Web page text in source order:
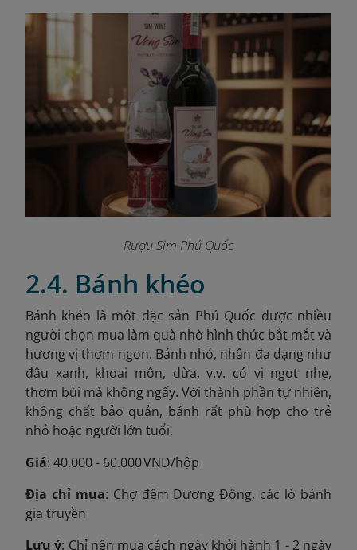
Rượu Sim Phú Quốc
2.4. Bánh khéo
Bánh khéo là một đặc sản Phú Quốc được nhiều
người chọn mua làm quà nhờ hình thức bắt mắt và
hương vị thơm ngon. Bánh nhỏ, nhân đa dạng như
đậu xanh, khoai môn, dừa, v.v. có vị ngọt nhẹ,
thơm bùi mà không ngấy. Với thành phần tự nhiên,
không chất bảo quản, bánh rất phù hợp cho trẻ
nhỏ hoặc người lớn tuổi.
Giá: 40.000 - 60.000 VND/hộp
Địa chỉ mua: Chợ đêm Dương Đông, các lò bánh
gia truyền
Lưu ý: Chỉ nên mua cách ngày khởi hành 1 - 2 ngày